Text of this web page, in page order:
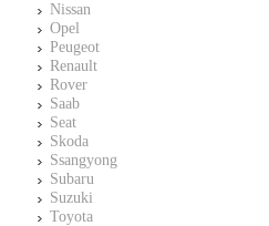
Nissan
Opel
Peugeot
Renault
Rover
Saab
Seat
Skoda
Ssangyong
Subaru
Suzuki
Toyota